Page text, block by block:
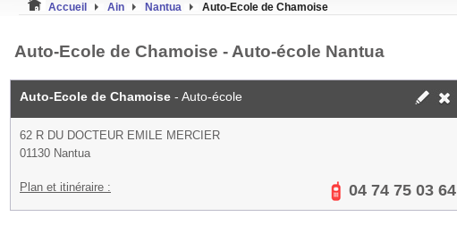
Accueil Ain Nantua Auto-Ecole de Chamoise
Auto-Ecole de Chamoise - Auto-école Nantua
Auto-Ecole de Chamoise - Auto-école
62 R DU DOCTEUR EMILE MERCIER
01130 Nantua
Plan et itinéraire : 04 74 75 03 64